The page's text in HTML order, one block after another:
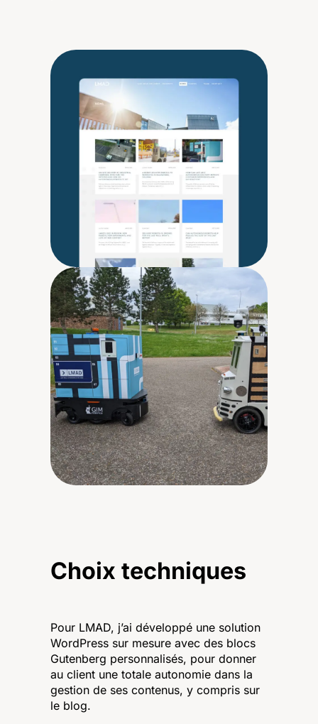
Choix techniques
Pour LMAD, j’ai développé une solution
WordPress sur mesure avec des blocs
Gutenberg personnalisés, pour donner
au client une totale autonomie dans la
gestion de ses contenus, y compris sur
le blog.